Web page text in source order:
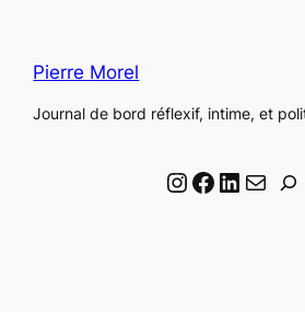
Pierre Morel
Journal de bord réflexif, intime, et
Instagram Facebook LinkedIn Email